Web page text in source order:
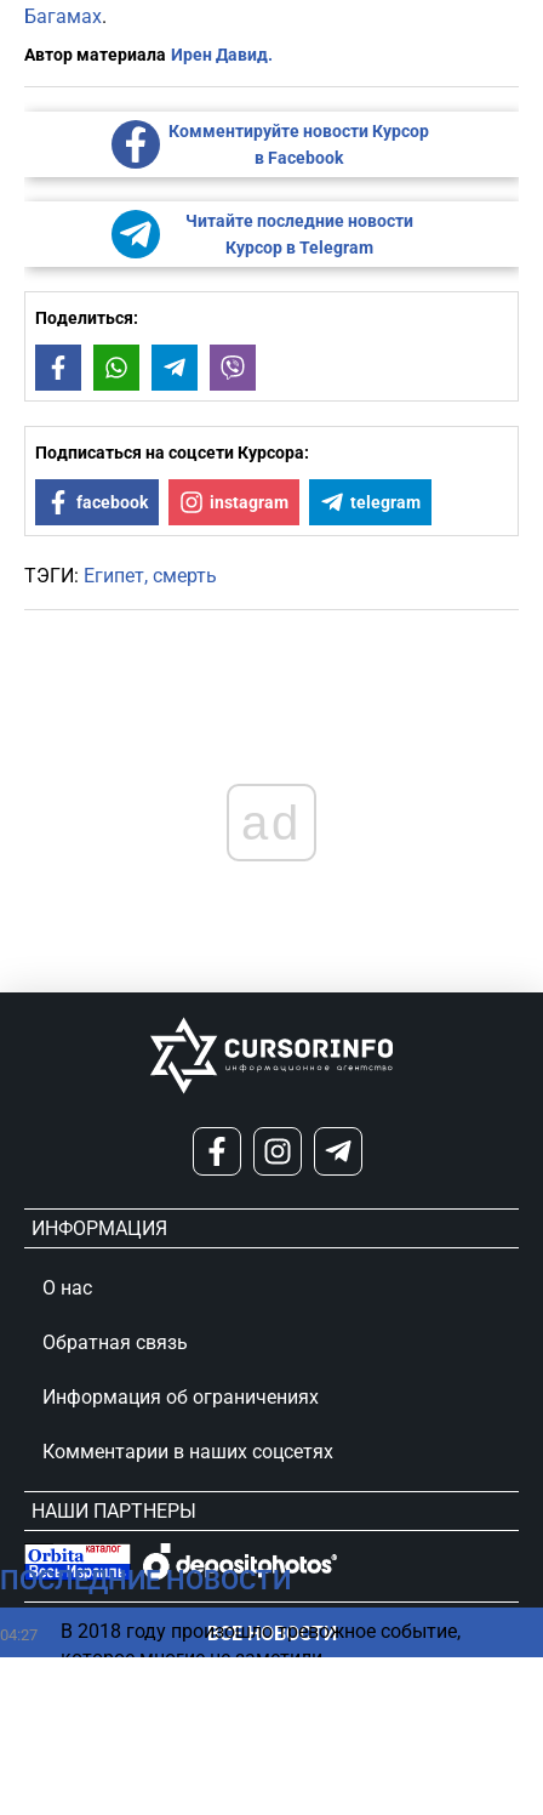
Багамах.
Автор материала Ирен Давид.
Комментируйте новости Курсор
в Facebook
Читайте последние новости
Курсор в Telegram
Поделиться:
FacebookWhatsAppTelegram
Подписаться на соцсети Курсора:
facebook instagram telegram
ТЭГИ: Египет смерть
ПОСЛЕДНИЕ НОВОСТИ
04:27
В 2018 году произошло тревожное событие,
которое многие не заметили
ВСЕ НОВОСТИ
ad
ИНФОРМАЦИЯ
О нас
Обратная связь
Информация об ограничениях
Комментарии в наших соцсетях
НАШИ ПАРТНЕРЫ
сursorinfo.co.il © Все права защищены